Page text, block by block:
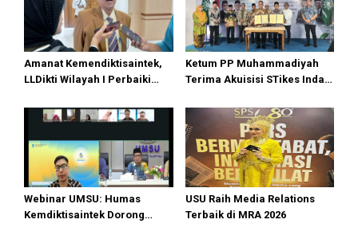
Amanat Kemendiktisaintek,
LLDikti Wilayah I Perbaiki
di Sumut Lakukan Merger
Ketum PP Muhammadiyah
Terima Akuisisi STikes Indah
University
Webinar UMSU: Humas
Kemdiktisaintek Dorong
USU Raih Media Relations
Terbaik di MRA 2026